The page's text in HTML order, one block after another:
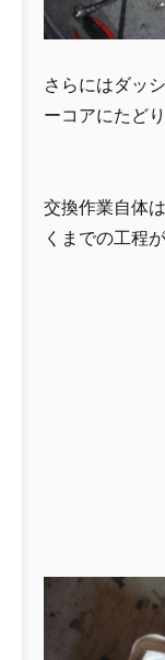
さらにはダッ
ーコアにたど
交換作業自体
くまでの工程